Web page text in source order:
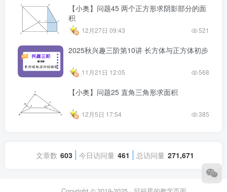
【小奥】问题45 两个正方形求阴影部分的面
积
12月27日 09:43 521
2025秋兴趣三阶第10讲 长方体与正方体初步
11月21日 12:05 568
【小奥】问题25 直角三角形求面积
12月5日 17:54 385
文章数 603 今日访问量 461 总访问量 271,671